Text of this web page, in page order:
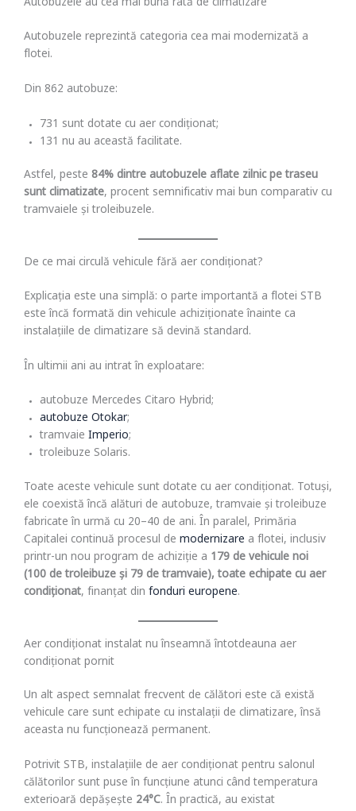
Autobuzele au cea mai bună rată de climatizare
Autobuzele reprezintă categoria cea mai modernizată a
flotei.
Din 862 autobuze:
731 sunt dotate cu aer condiționat;
131 nu au această facilitate.
Astfel, peste 84% dintre autobuzele aflate zilnic pe traseu
sunt climatizate, procent semnificativ mai bun comparativ cu
tramvaiele și troleibuzele.
De ce mai circulă vehicule fără aer condiționat?
Explicația este una simplă: o parte importantă a flotei STB
este încă formată din vehicule achiziționate înainte ca
instalațiile de climatizare să devină standard.
În ultimii ani au intrat în exploatare:
autobuze Mercedes Citaro Hybrid;
autobuze Otokar;
tramvaie Imperio;
troleibuze Solaris.
Toate aceste vehicule sunt dotate cu aer condiționat. Totuși,
ele coexistă încă alături de autobuze, tramvaie și troleibuze
fabricate în urmă cu 20–40 de ani. În paralel, Primăria
Capitalei continuă procesul de modernizare a flotei, inclusiv
printr-un nou program de achiziție a 179 de vehicule noi
(100 de troleibuze și 79 de tramvaie), toate echipate cu aer
condiționat, finanțat din fonduri europene.
Aer condiționat instalat nu înseamnă întotdeauna aer
condiționat pornit
Un alt aspect semnalat frecvent de călători este că există
vehicule care sunt echipate cu instalații de climatizare, însă
aceasta nu funcționează permanent.
Potrivit STB, instalațiile de aer condiționat pentru salonul
călătorilor sunt puse în funcțiune atunci când temperatura
exterioară depășește 24°C. În practică, au existat